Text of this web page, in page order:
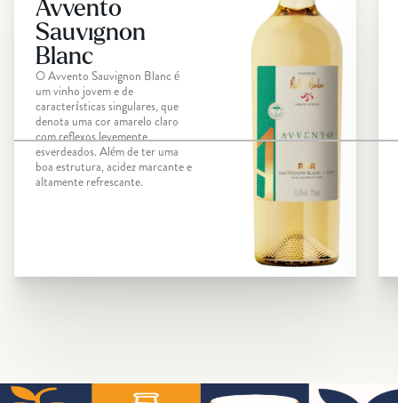
Avvento
Sauvignon
Blanc
O Avvento Sauvignon Blanc é
um vinho jovem e de
características singulares, que
denota uma cor amarelo claro
com reflexos levemente
esverdeados. Além de ter uma
boa estrutura, acidez marcante e
altamente refrescante.